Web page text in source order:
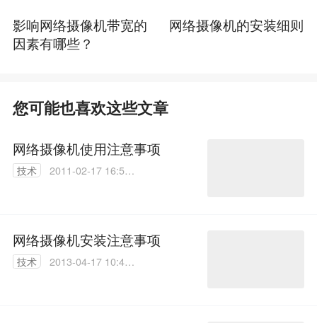
影响网络摄像机带宽的
因素有哪些？
网络摄像机的安装细则
您可能也喜欢这些文章
网络摄像机使用注意事项
技术
2011-02-17 16:53:
网络摄像机安装注意事项
技术
2013-04-17 10:47: